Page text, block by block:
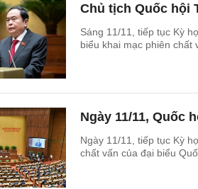
Chủ tịch Quốc hội
Sáng 11/11, tiếp tục Kỳ
biểu khai mạc phiên chất
Ngày 11/11, Quốc
Ngày 11/11, tiếp tục Kỳ
chất vấn của đại biểu